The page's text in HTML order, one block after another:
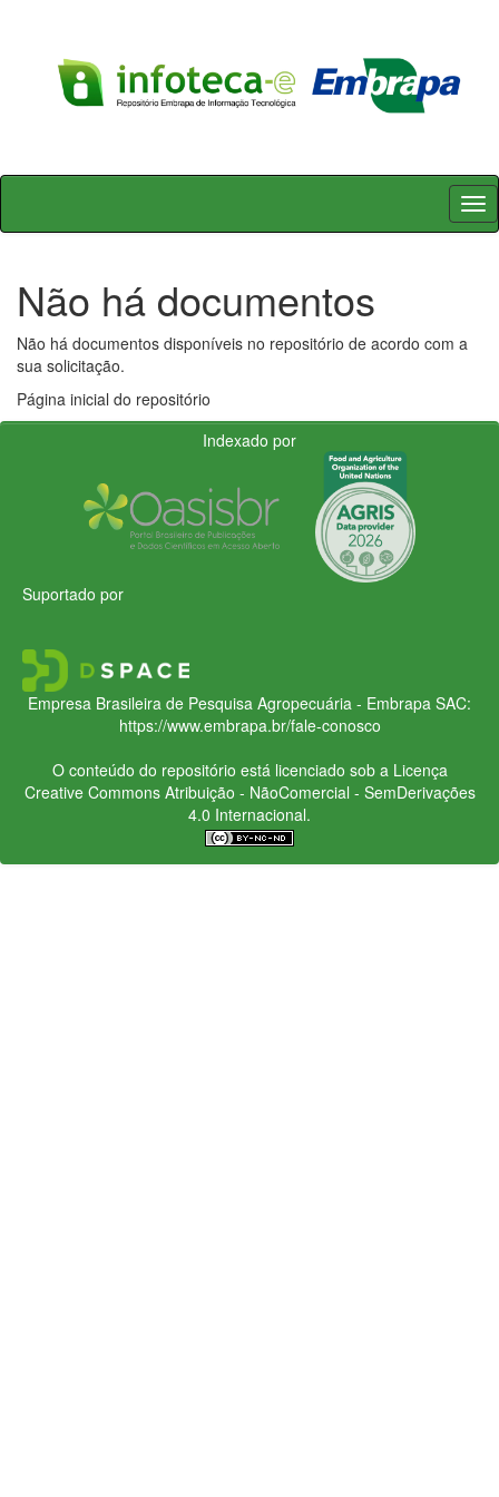
Skip
Não há documentos
Não há documentos disponíveis no repositório de acordo com a
sua solicitação.
Página inicial do repositório
Indexado por
Suportado por
Empresa Brasileira de Pesquisa Agropecuária - Embrapa SAC:
https://www.embrapa.br/fale-conosco
O conteúdo do repositório está licenciado sob a Licença
Creative CommonsAtribuição - NãoComercial - SemDerivações
4.0 Internacional.